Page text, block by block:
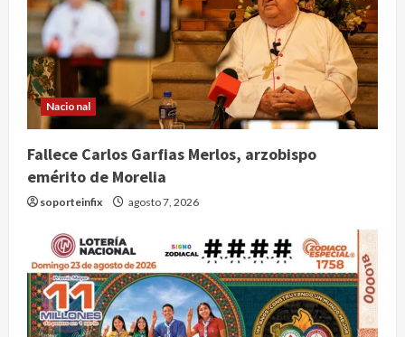
Nacional
Fallece Carlos Garfias Merlos, arzobispo
emérito de Morelia
soporteinfix agosto 7, 2026